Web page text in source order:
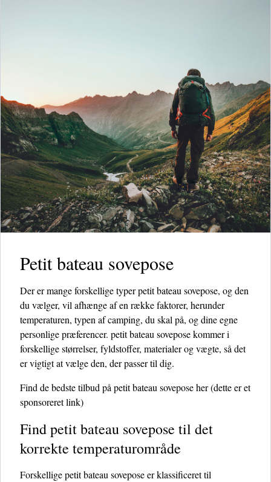
Petit bateau sovepose
Der er mange forskellige typer petit bateau sovepose, og den
du vælger, vil afhænge af en række faktorer, herunder
temperaturen, typen af ​​camping, du skal på, og dine egne
personlige præferencer. petit bateau sovepose kommer i
forskellige størrelser, fyldstoffer, materialer og vægte, så det
er vigtigt at vælge den, der passer til dig.
Find de bedste tilbud på petit bateau sovepose her(dette er et
sponsoreret link)
Find petit bateau sovepose til det
korrekte temperaturområde
Forskellige petit bateau sovepose er klassificeret til